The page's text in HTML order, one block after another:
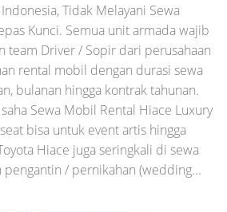
Tidak Melayani Sewa
Kunci. Semua unit armada wajib
team Driver / Sopir dari perusahaan
rental mobil dengan durasi sewa
bulanan hingga kontrak tahunan.
Sewa Mobil Rental Hiace Luxury
bisa untuk event artis hingga
Hiace juga seringkali di sewa
/ pernikahan (wedding...